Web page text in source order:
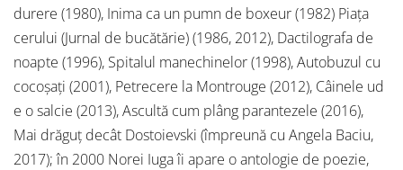
durere (1980), Inima ca un pumn de boxeur (1982) Piața
cerului (Jurnal de bucătărie) (1986, 2012), Dactilografa de
noapte (1996), Spitalul manechinelor (1998), Autobuzul cu
cocoșați (2001), Petrecere la Montrouge (2012), Câinele ud
e o salcie (2013), Ascultă cum plâng parantezele (2016),
Mai drăguț decât Dostoievski (împreună cu Angela Baciu,
2017); în 2000 Norei Iuga îi apare o antologie de poezie,